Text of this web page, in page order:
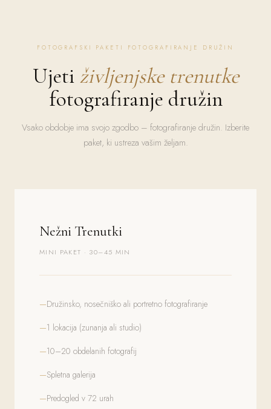
FOTOGRAFSKI PAKETI FOTOGRAFIRANJE DRUŽIN
Ujeti življenjske trenutke
fotografiranje družin
Vsako obdobje ima svojo zgodbo – fotografiranje družin. Izberite
paket, ki ustreza vašim željam.
Nežni Trenutki
MINI PAKET · 30–45 MIN
Družinsko, nosečniško ali portretno fotografiranje
1 lokacija (zunanja ali studio)
10–20 obdelanih fotografij
Spletna galerija
Predogled v 72 urah